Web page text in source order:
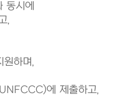
동시에
,
원하며,
에 제출하고,